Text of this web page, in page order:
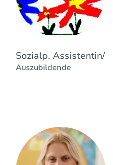
Sozialp. Assistentin/
Auszubildende